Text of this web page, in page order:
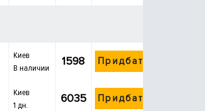
Киев
В наличии
1598 Придбати
Киев
1 дн.
6035 Придбати